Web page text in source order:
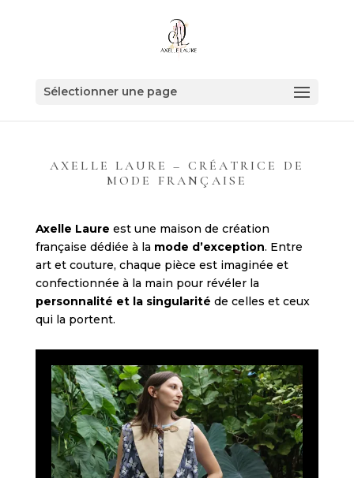
Sélectionner une page
AXELLE LAURE – CRÉATRICE DE
MODE FRANÇAISE
Axelle Laure est une maison de création
française dédiée à la mode d’exception. Entre
art et couture, chaque pièce est imaginée et
confectionnée à la main pour révéler la
personnalité et la singularité de celles et ceux
qui la portent.